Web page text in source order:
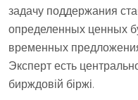
задачу поддержания
определенных ценных
временных
Эксперт есть
бирждовій біржі.